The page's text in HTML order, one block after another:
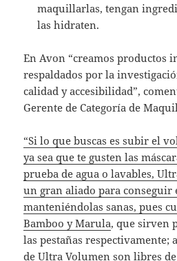
maquillarlas, tengan
las hidraten.
En Avon “creamos productos
respaldados por la
calidad y accesibilidad”,
Gerente de Categoría de
“Si lo que buscas es subir el
ya sea que te gusten las
prueba de agua o lavables,
un gran aliado para conseguir
manteniéndolas sanas, pues
Bamboo y Marula, que sirven
las pestañas respectivamente;
de Ultra Volumen son libres